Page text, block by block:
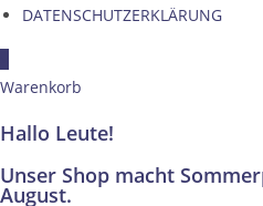
DATENSCHUTZERKLÄRUNG
Warenkorb
Hallo Leute!
Unser Shop macht
August.